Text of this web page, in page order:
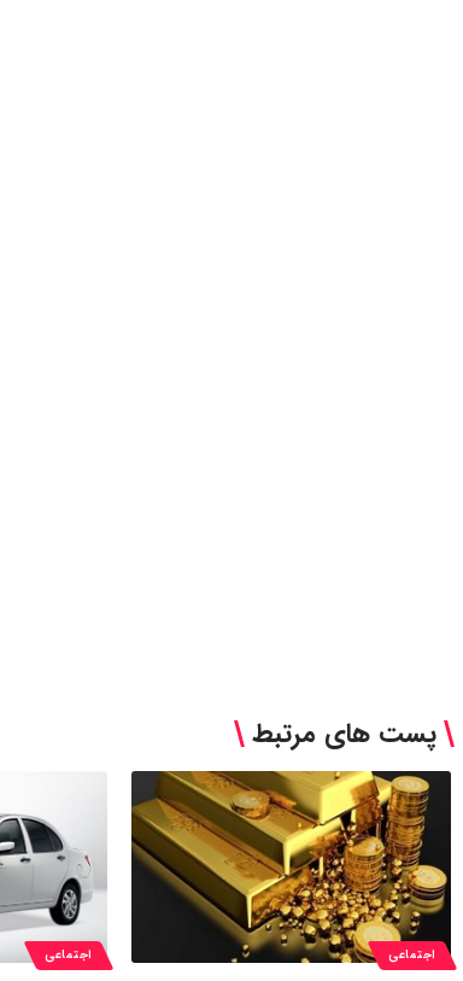
پست های مرتبط
اجتماعی اجتماعی